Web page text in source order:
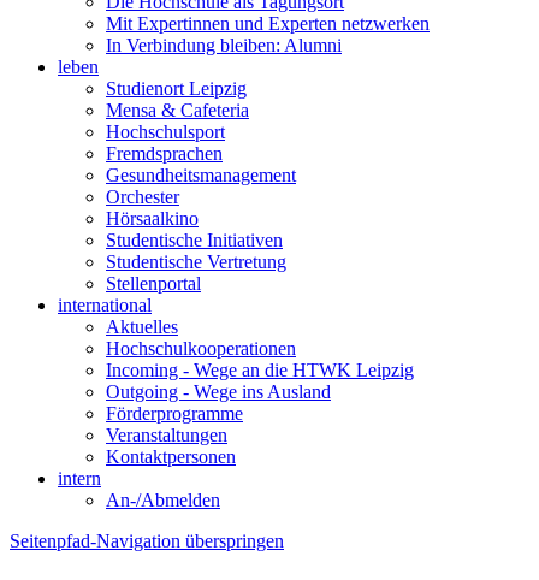
Mit Expertinnen und Experten netzwerken
In Verbindung bleiben: Alumni
leben
Studienort Leipzig
Mensa & Cafeteria
Hochschulsport
Fremdsprachen
Gesundheitsmanagement
Orchester
Hörsaalkino
Studentische Initiativen
Studentische Vertretung
Stellenportal
international
Aktuelles
Hochschulkooperationen
Incoming - Wege an die HTWK Leipzig
Outgoing - Wege ins Ausland
Förderprogramme
Veranstaltungen
Kontaktpersonen
intern
An-/Abmelden
Seitenpfad-Navigation überspringen